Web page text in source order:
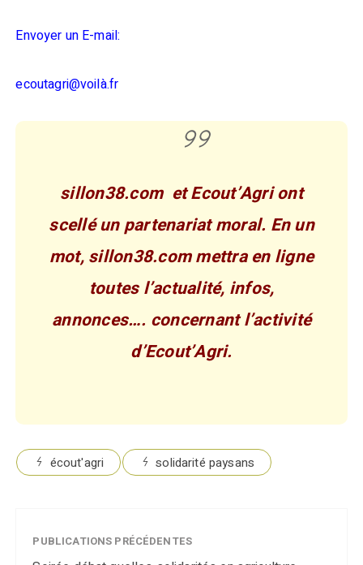
Envoyer un E-mail:
ecoutagri@voilà.fr
sillon38.com et Ecout’Agri ont
scellé un partenariat moral. En un
mot, sillon38.com mettra en ligne
toutes l’actualité, infos,
annonces…. concernant l’activité
d’Ecout’Agri.
écout'agri solidarité paysans
PUBLICATIONS PRÉCÉDENTES